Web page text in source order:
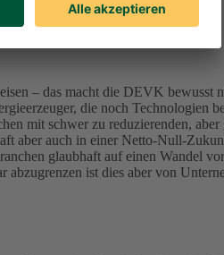
– das macht die DEVK
die noch Technologien
mit schwer zu reduzierenden,
aber auch in einer Netto-Null-
glaubhaft auf einen Wandel
ist dies aber von